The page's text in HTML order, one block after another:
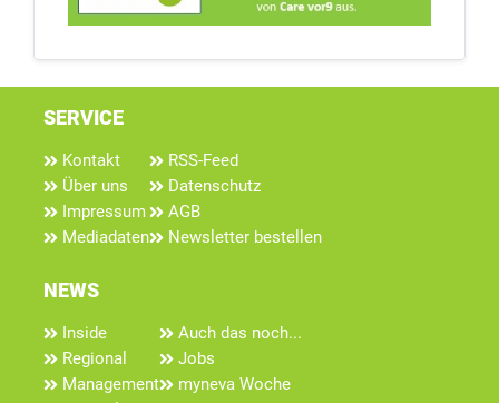
SERVICE
Kontakt
Über uns
Impressum
Mediadaten
RSS-Feed
Datenschutz
AGB
Newsletter bestellen
NEWS
Inside
Regional
Management
Auch das noch...
Jobs
myneva Woche